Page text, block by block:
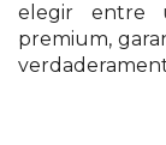
elegir entre
premium,